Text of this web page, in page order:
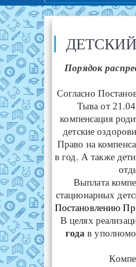
Порядок
Согласно
Тыва от
компенсация
детские
Право на
в год. А также
Выплата
стационарных
Постановлению
В целях
года в